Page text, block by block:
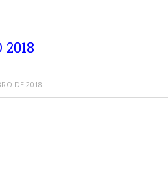
2018
DE 2018